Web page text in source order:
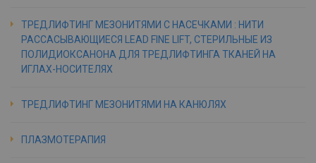
ТРЕДЛИФТИНГ МЕЗОНИТЯМИ С НАСЕЧКАМИ : НИТИ
РАССАСЫВАЮЩИЕСЯ LEAD FINE LIFT, СТЕРИЛЬНЫЕ ИЗ
ПОЛИДИОКСАНОНА ДЛЯ ТРЕДЛИФТИНГА ТКАНЕЙ НА
ИГЛАХ-НОСИТЕЛЯХ
ТРЕДЛИФТИНГ МЕЗОНИТЯМИ НА КАНЮЛЯХ
ПЛАЗМОТЕРАПИЯ